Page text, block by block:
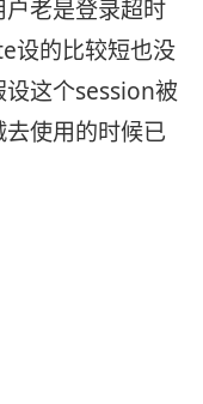
老是登录超时
设的比较短也没
这个session被
使用的时候已